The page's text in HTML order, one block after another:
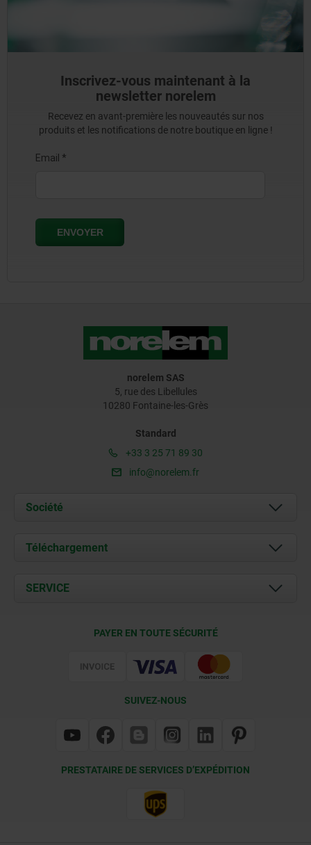
Inscrivez-vous maintenant à la
newsletter norelem
Recevez en avant-première les nouveautés sur nos
produits et les notifications de notre boutique en ligne !
norelem SAS
5, rue des Libellules
10280 Fontaine-les-Grès
Standard
+33 3 25 71 89 30
info@norelem.fr
Société
À propos de nous
Contact
Téléchargement
Documents
SERVICE
PAYER EN TOUTE SÉCURITÉ
SUIVEZ-NOUS
PRESTATAIRE DE SERVICES D’EXPÉDITION